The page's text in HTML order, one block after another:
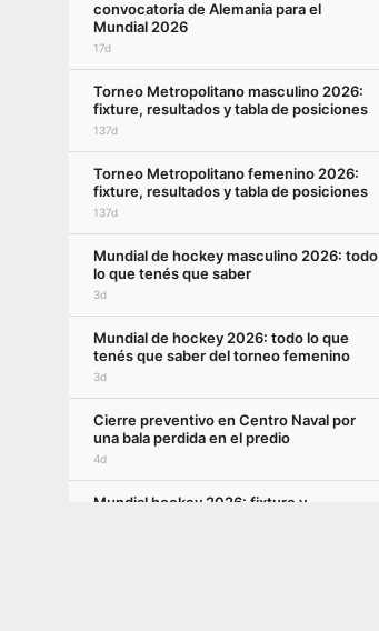
convocatoria de Alemania para el
Mundial 2026
17d
Torneo Metropolitano masculino 2026:
fixture, resultados y tabla de posiciones
137d
Torneo Metropolitano femenino 2026:
fixture, resultados y tabla de posiciones
137d
Mundial de hockey masculino 2026: todo
lo que tenés que saber
3d
Mundial de hockey 2026: todo lo que
tenés que saber del torneo femenino
3d
Cierre preventivo en Centro Naval por
una bala perdida en el predio
4d
Mundial hockey 2026: fixture y